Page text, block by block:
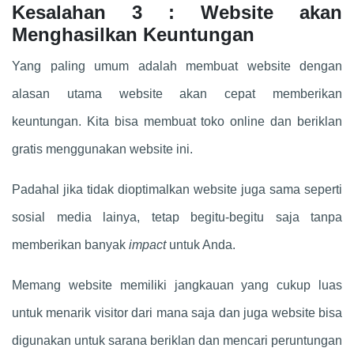
Kesalahan 3 : Website akan
Menghasilkan Keuntungan
Yang paling umum adalah membuat website dengan
alasan utama website akan cepat memberikan
keuntungan. Kita bisa membuat toko online dan beriklan
gratis menggunakan website ini.
Padahal jika tidak dioptimalkan website juga sama seperti
sosial media lainya, tetap begitu-begitu saja tanpa
memberikan banyak impact untuk Anda.
Memang website memiliki jangkauan yang cukup luas
untuk menarik visitor dari mana saja dan juga website bisa
digunakan untuk sarana beriklan dan mencari peruntungan